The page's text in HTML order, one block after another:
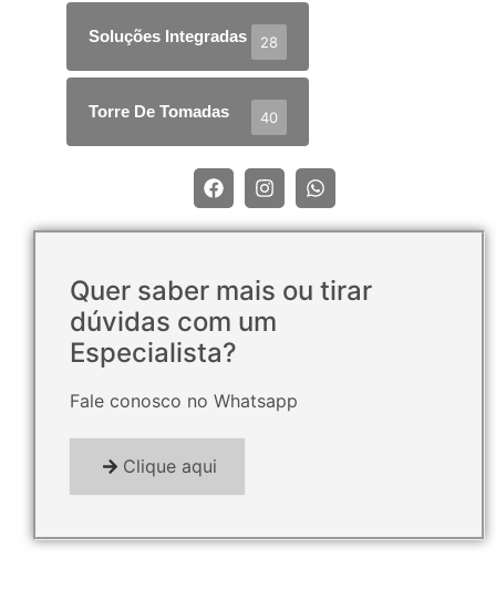
Soluções Integradas 28
Torre De Tomadas 40
Quer saber mais ou tirar
dúvidas com um
Especialista?
Fale conosco no Whatsapp
Clique aqui